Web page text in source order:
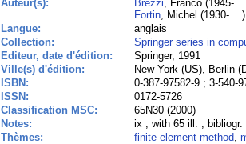
Auteur(s): Brezzi, Franco (1945-
Fortin, Michel (1930-....)
Langue:
anglais
Collection:
Springer series in
Editeur, date d'édition:
Springer, 1991
Ville(s) d'édition:
New York (US), Berlin
ISBN:
0-387-97582-9 ; 3-540-
ISSN:
0172-5726
Classification MSC:
65N30 (2000)
Notes:
ix ; with 65 ill. ;
Thèmes:
finite element method,